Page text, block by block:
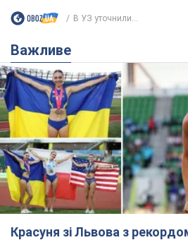
В УЗ уточнили...
Важливе
Красуня зі Львова з